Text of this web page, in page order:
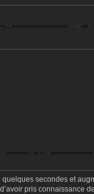
secondes et
pris connaissance